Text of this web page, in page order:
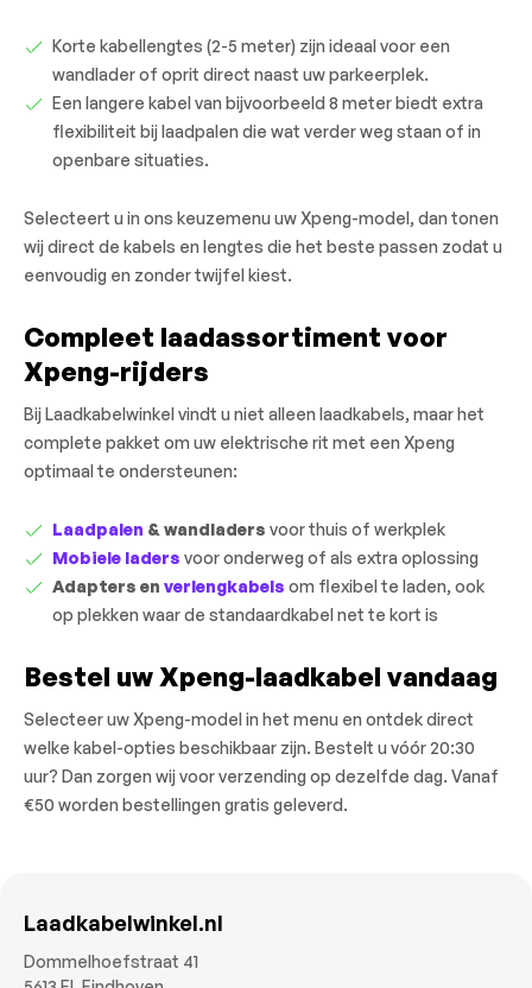
Korte kabellengtes (2-5 meter) zijn ideaal voor een
wandlader of oprit direct naast uw parkeerplek.
Een langere kabel van bijvoorbeeld 8 meter biedt extra
flexibiliteit bij laadpalen die wat verder weg staan of in
openbare situaties.
Selecteert u in ons keuzemenu uw Xpeng-model, dan tonen
wij direct de kabels en lengtes die het beste passen zodat u
eenvoudig en zonder twijfel kiest.
Compleet laadassortiment voor
Xpeng-rijders
Bij Laadkabelwinkel vindt u niet alleen laadkabels, maar het
complete pakket om uw elektrische rit met een Xpeng
optimaal te ondersteunen:
Laadpalen & wandladers voor thuis of werkplek
Mobiele laders voor onderweg of als extra oplossing
Adapters en verlengkabels om flexibel te laden, ook
op plekken waar de standaardkabel net te kort is
Bestel uw Xpeng-laadkabel vandaag
Selecteer uw Xpeng-model in het menu en ontdek direct
welke kabel-opties beschikbaar zijn. Bestelt u vóór 20:30
uur? Dan zorgen wij voor verzending op dezelfde dag. Vanaf
€50 worden bestellingen gratis geleverd.
Laadkabelwinkel.nl
Dommelhoefstraat 41